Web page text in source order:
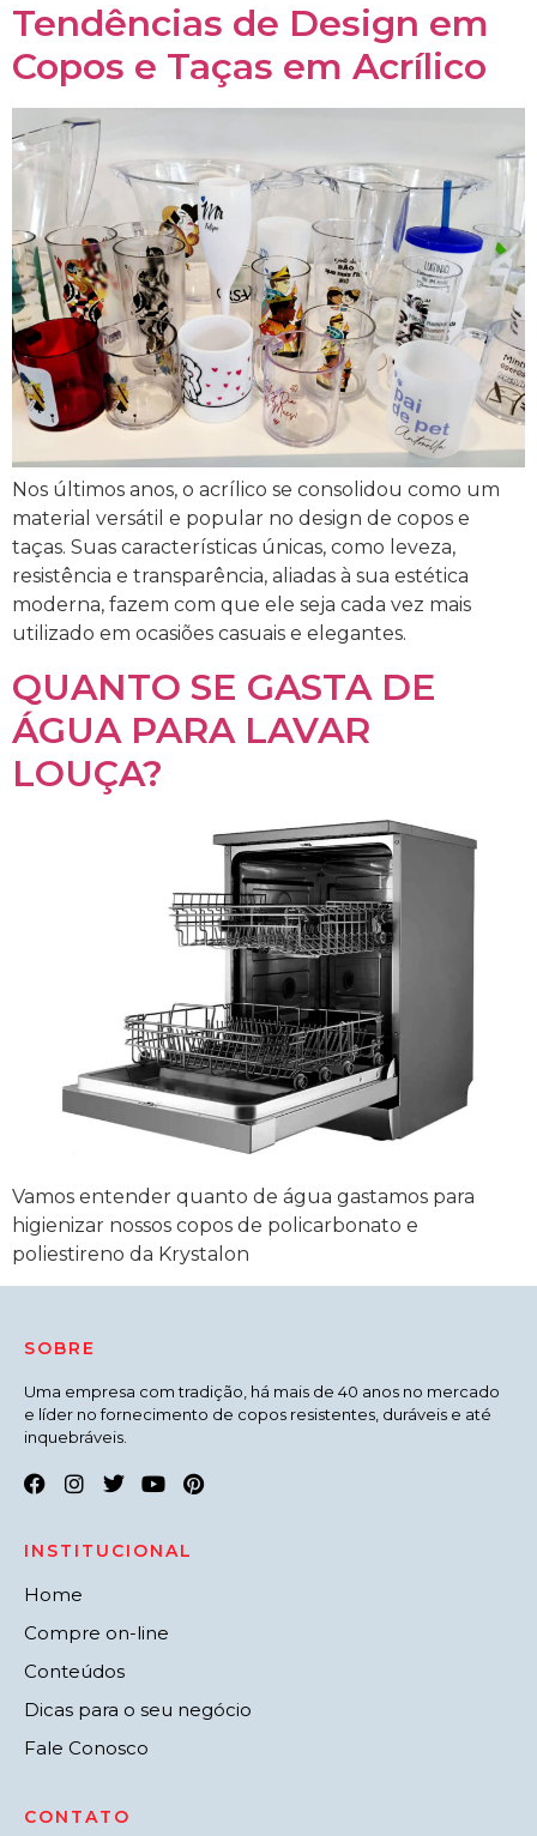
Tendências de Design em
Copos e Taças em Acrílico
Nos últimos anos, o acrílico se consolidou como um
material versátil e popular no design de copos e
taças. Suas características únicas, como leveza,
resistência e transparência, aliadas à sua estética
moderna, fazem com que ele seja cada vez mais
utilizado em ocasiões casuais e elegantes.
QUANTO SE GASTA DE
ÁGUA PARA LAVAR
LOUÇA?
Vamos entender quanto de água gastamos para
higienizar nossos copos de policarbonato e
poliestireno da Krystalon
SOBRE
Uma empresa com tradição, há mais de 40 anos no mercado
e líder no fornecimento de copos resistentes, duráveis e até
inquebráveis.
INSTITUCIONAL
Home
Compre on-line
Conteúdos
Dicas para o seu negócio
Fale Conosco
CONTATO